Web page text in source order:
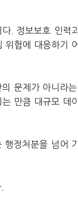
. 정보보호 인력
협에 대응하기
문제가 아니라
만큼 대규모 데
정처분을 넘어